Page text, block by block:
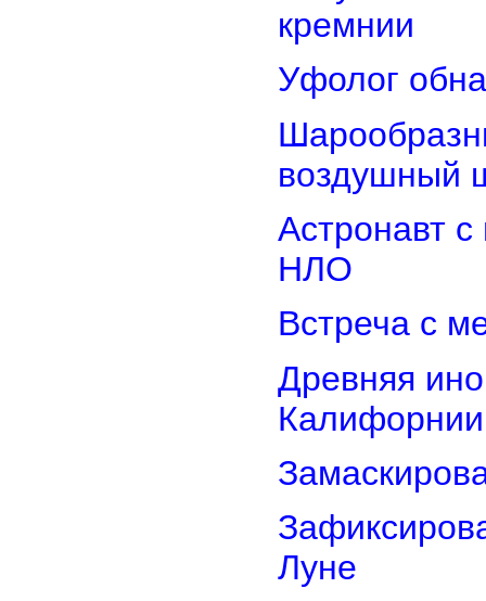
кремнии
Уфолог
воздушный
Астронавт
НЛО
Встреча с
Древняя
Калифорнии
Луне